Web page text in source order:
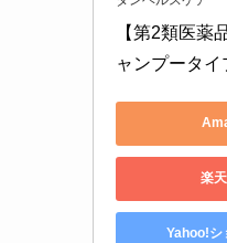
【第2類医薬
ャンプータイ
楽
Yahoo!シ